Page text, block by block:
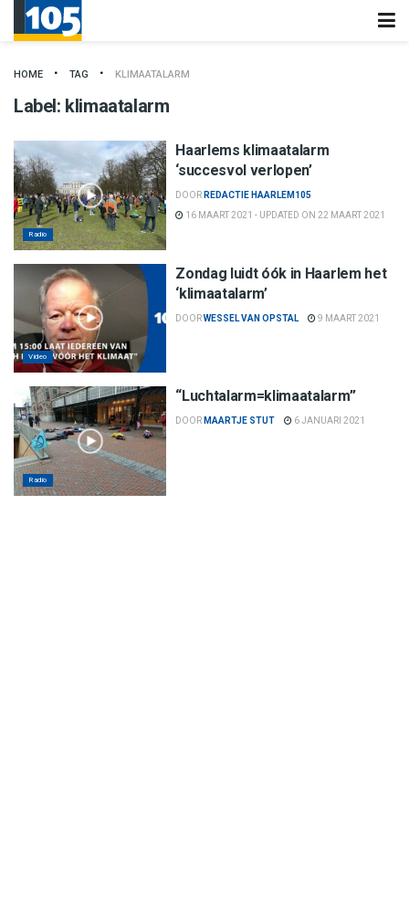
HOME TAG KLIMAATALARM
Label: klimaatalarm
Radio
Haarlems klimaatalarm
‘succesvol verlopen’
DOOR REDACTIE HAARLEM105
16 MAART 2021 - UPDATED ON 22 MAART 2021
Video
Zondag luidt óók in Haarlem het
‘klimaatalarm’
DOORWESSEL VAN OPSTAL 9 MAART 2021
Radio
“Luchtalarm=klimaatalarm”
DOOR MAARTJE STUT 6 JANUARI 2021